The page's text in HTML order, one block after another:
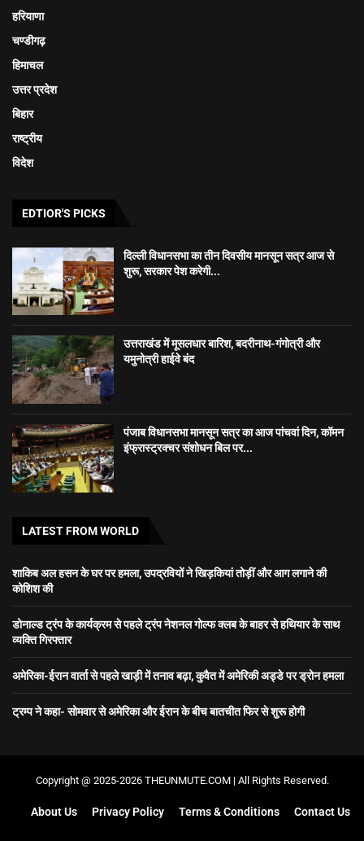
हरियाणा
चण्डीगढ़
हिमाचल
उत्तर प्रदेश
बिहार
राष्ट्रीय
विदेश
EDTIOR'S PICKS
दिल्ली विधानसभा का तीन दिवसीय मानसून सत्र आज से
शुरू, सरकार पेश करेगी...
उत्तराखंड में मूसलधार बारिश, बदरीनाथ-गंगोत्री और
यमुनोत्री हाईवे बंद
पंजाब विधानसभा मानसून सत्र का आज पांचवां दिन, कॉमन
इंफ्रास्ट्रक्चर संशोधन बिल पर...
LATEST FROM WORLD
शाकिब अल हसन के घर पर हमला, उपद्रवियों ने खिड़कियां तोड़ीं और आग लगाने की
कोशिश की
डोनाल्ड ट्रंप के कार्यक्रम से पहले ट्रंप नेशनल गोल्फ क्लब के बाहर से हथियार के साथ
व्यक्ति गिरफ्तार
अमेरिका-ईरान वार्ता से पहले खाड़ी में तनाव बढ़ा, कुवैत में अमेरिकी अड्डे पर ड्रोन हमला
ट्रम्प ने कहा- सोमवार से अमेरिका और ईरान के बीच बातचीत फिर से शुरू होगी
Copyright @ 2025-2026 THEUNMUTE.COM | All Rights Reserved.
About Us Privacy Policy Terms & Conditions Contact Us